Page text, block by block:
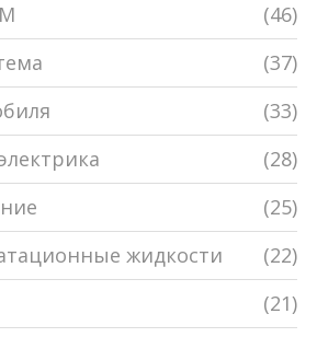
(46)
(37)
(33)
(28)
(25)
жидкости
(22)
(21)